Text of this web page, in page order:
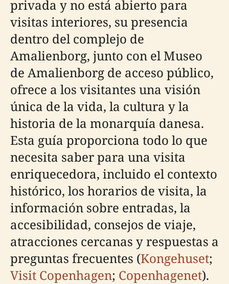
privada y no está abierto para
visitas interiores, su presencia
dentro del complejo de
Amalienborg, junto con el Museo
de Amalienborg de acceso público,
ofrece a los visitantes una visión
única de la vida, la cultura y la
historia de la monarquía danesa.
Esta guía proporciona todo lo que
necesita saber para una visita
enriquecedora, incluido el contexto
histórico, los horarios de visita, la
información sobre entradas, la
accesibilidad, consejos de viaje,
atracciones cercanas y respuestas a
preguntas frecuentes (Kongehuset;
Visit Copenhagen; Copenhagenet).